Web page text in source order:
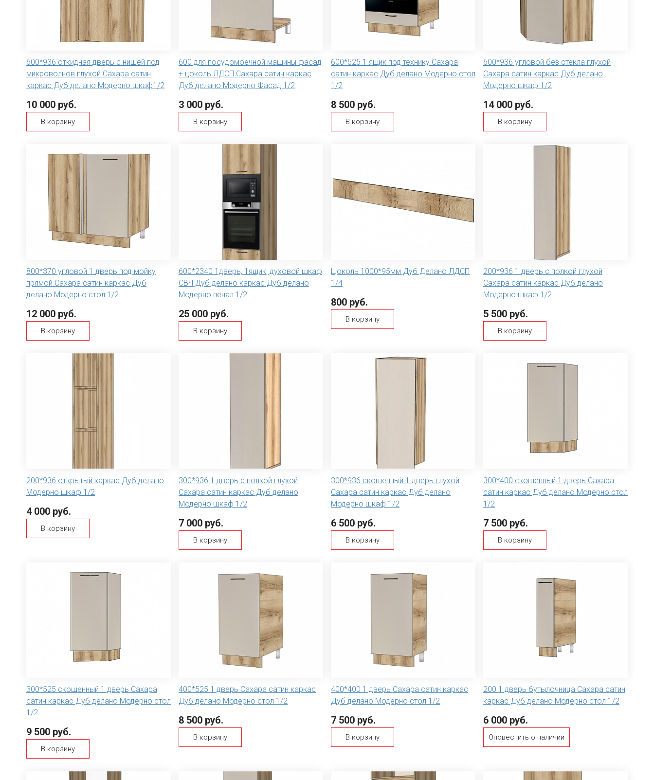
600*936 откидная дверь с нишей под
микроволнов глухой Сахара сатин
каркас Дуб делано Модерно шкаф1/2
10 000 руб.
В корзину
600 для посудомоечной машины фасад
+ цоколь ЛДСП Сахара сатин каркас
Дуб делано Модерно Фасад 1/2
3 000 руб.
В корзину
600*525 1 ящик под технику Сахара
сатин каркас Дуб делано Модерно стол
1/2
8 500 руб.
В корзину
600*936 угловой без стекла глухой
Сахара сатин каркас Дуб делано
Модерно шкаф 1/2
14 000 руб.
В корзину
800*370 угловой 1 дверь под мойку
прямой Сахара сатин каркас Дуб
делано Модерно стол 1/2
12 000 руб.
В корзину
600*2340 1дверь, 1ящик, духовой шкаф
СВЧ Дуб делано каркас Дуб делано
Модерно пенал 1/2
25 000 руб.
В корзину
Цоколь 1000*95мм Дуб Делано ЛДСП
1/4
800 руб.
В корзину
200*936 1 дверь с полкой глухой
Сахара сатин каркас Дуб делано
Модерно шкаф 1/2
5 500 руб.
В корзину
200*936 открытый каркас Дуб делано
Модерно шкаф 1/2
4 000 руб.
В корзину
300*936 1 дверь с полкой глухой
Сахара сатин каркас Дуб делано
Модерно шкаф 1/2
7 000 руб.
В корзину
300*936 скошенный 1 дверь глухой
Сахара сатин каркас Дуб делано
Модерно шкаф 1/2
6 500 руб.
В корзину
300*400 скошенный 1 дверь Сахара
сатин каркас Дуб делано Модерно стол
1/2
7 500 руб.
В корзину
300*525 скошенный 1 дверь Сахара
сатин каркас Дуб делано Модерно стол
1/2
9 500 руб.
В корзину
400*525 1 дверь Сахара сатин каркас
Дуб делано Модерно стол 1/2
8 500 руб.
В корзину
400*400 1 дверь Сахара сатин каркас
Дуб делано Модерно стол 1/2
7 500 руб.
В корзину
200 1 дверь бутылочница Сахара сатин
каркас Дуб делано Модерно стол 1/2
6 000 руб.
Оповестить о наличии